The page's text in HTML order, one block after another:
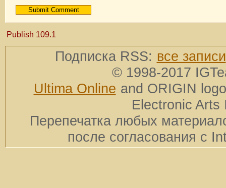
Publish 109.1
Подписка RSS: все записи
© 1998-2017
Ultima Online and ORIGIN
Electronic Arts
Перепечатка любых
после согласования с